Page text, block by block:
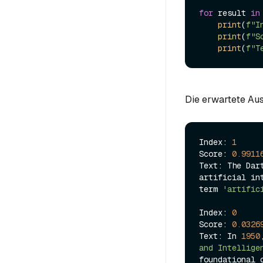
for result in
print(
print(
print(
Die erwartete
Index: 1
Score:
Text: The
artificial
term
Index: 0
Score:
Text: In 1950
and
foundational